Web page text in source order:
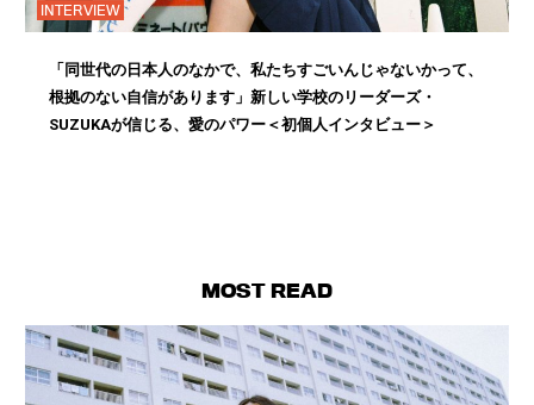
INTERVIEW
「同世代の日本人のなかで、私たちすごいんじゃないかって、
根拠のない自信があります」新しい学校のリーダーズ・
SUZUKAが信じる、愛のパワー＜初個人インタビュー＞
MOST READ